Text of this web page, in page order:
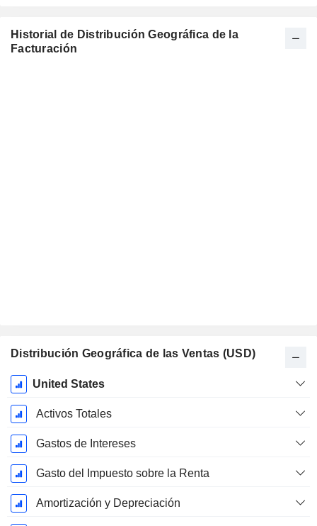
Historial de Distribución Geográfica de la
Facturación
Distribución Geográfica de las Ventas (USD)
Período
fiscal:
Diciembre
United States
Activos Totales
Gastos de Intereses
Gasto del Impuesto sobre la Renta
Amortización y Depreciación